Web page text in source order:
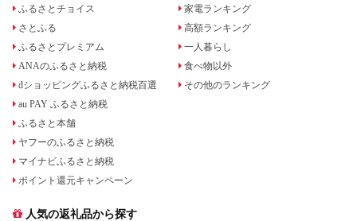
ふるさとチョイス
さとふる
ふるさとプレミアム
ANAのふるさと納税
dショッピングふるさと納税百選
au PAY ふるさと納税
ふるさと本舗
ヤフーのふるさと納税
マイナビふるさと納税
ポイント還元キャンペーン
家電ランキング
高額ランキング
一人暮らし
食べ物以外
その他のランキング
人気の返礼品から探す